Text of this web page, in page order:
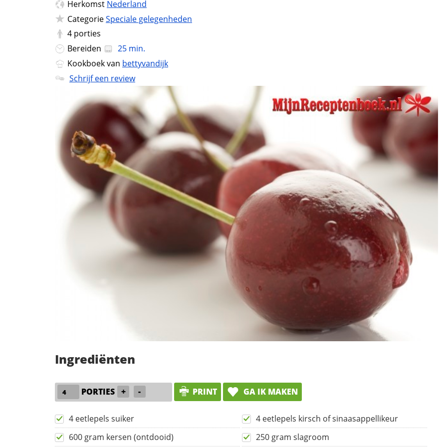
Herkomst Nederland
CategorieSpeciale gelegenheden
4 porties
Bereiden
25 min.
Kookboek van bettyvandijk
Schrijf een review
Ingrediënten
PORTIES + - PRINT GA IK MAKEN
4 eetlepels suiker
4 eetlepels kirsch of sinaasappellikeur
600 gram kersen (ontdooid)
250 gram slagroom